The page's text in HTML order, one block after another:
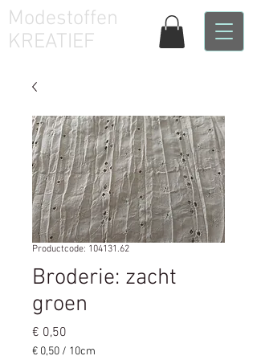
Modestoffen
KREATIEF
Productcode: 104131.62
Broderie: zacht
groen
€ 0,50
€ 0,50 / 10cm